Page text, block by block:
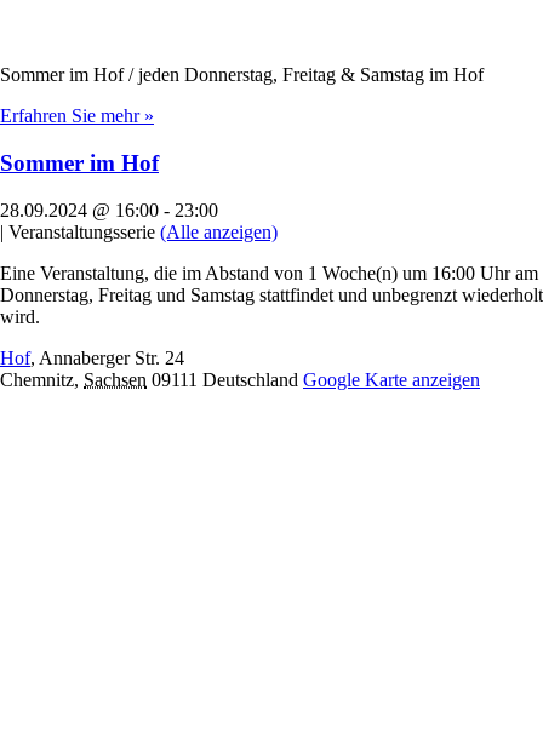
Sommer im Hof / jeden Donnerstag, Freitag & Samstag im Hof
Erfahren Sie mehr »
Sommer im Hof
28.09.2024 @ 16:00 - 23:00
| Veranstaltungsserie (Alle anzeigen)
Eine Veranstaltung, die im Abstand von 1 Woche(n) um 16:00 Uhr am
Donnerstag, Freitag und Samstag stattfindet und unbegrenzt wiederholt
wird.
Hof, Annaberger Str. 24
Chemnitz, Sachsen 09111 Deutschland Google Karte anzeigen